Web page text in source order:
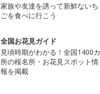
家族や友達を誘って新鮮ないち
ごを食べに行こう
全国お花見ガイド
見頃時期がわかる！全国1400カ
所の桜名所・お花見スポット情
報を掲載